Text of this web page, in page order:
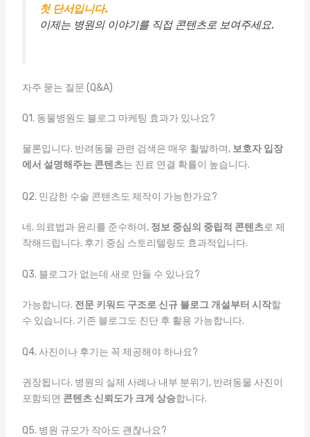
첫 단서입니다.
이제는 병원의 이야기를 직접 콘텐츠로 보여주세요.
자주 묻는 질문 (Q&A)
Q1. 동물병원도 블로그 마케팅 효과가 있나요?
물론입니다. 반려동물 관련 검색은 매우 활발하며, 보호자 입장
에서 설명해주는 콘텐츠는 진료 연결 확률이 높습니다.
Q2. 민감한 수술 콘텐츠도 제작이 가능한가요?
네. 의료법과 윤리를 준수하여, 정보 중심의 중립적 콘텐츠로 제
작해드립니다. 후기 중심 스토리텔링도 효과적입니다.
Q3. 블로그가 없는데 새로 만들 수 있나요?
가능합니다. 전문 키워드 구조로 신규 블로그 개설부터 시작할
수 있습니다. 기존 블로그도 진단 후 활용 가능합니다.
Q4. 사진이나 후기는 꼭 제공해야 하나요?
권장됩니다. 병원의 실제 사례나 내부 분위기, 반려동물 사진이
포함되면 콘텐츠 신뢰도가 크게 상승합니다.
Q5. 병원 규모가 작아도 괜찮나요?